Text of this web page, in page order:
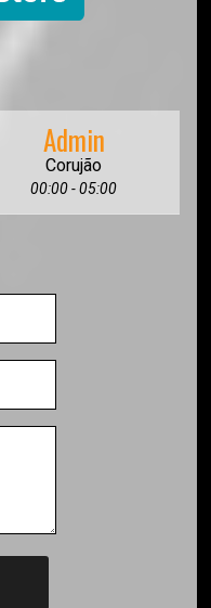
Admin
Corujão
00:00 - 05:00